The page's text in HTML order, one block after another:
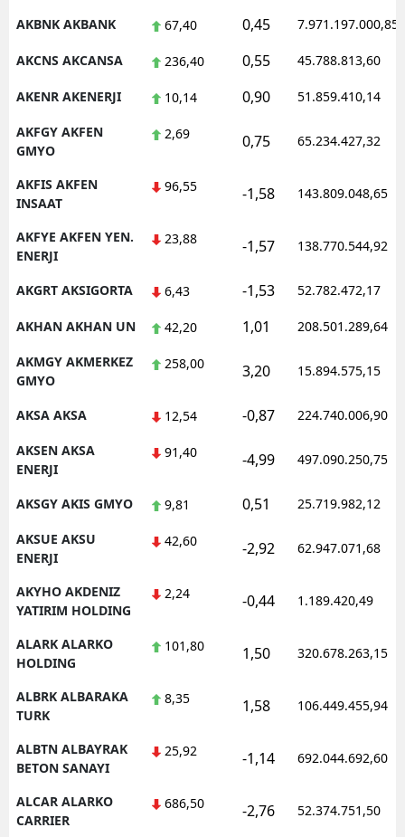
AKBNK AKBANK 67,40 0,45 7.971.197.000,85
AKCNS AKCANSA 236,40 0,55 45.788.813,60
AKENR AKENERJI 10,14 0,90 51.859.410,14
AKFGY AKFEN
GMYO
2,69 0,75 65.234.427,32
AKFIS AKFEN
INSAAT
96,55 -1,58 143.809.048,65
AKFYE AKFEN YEN.
ENERJI
23,88 -1,57 138.770.544,92
AKGRT AKSIGORTA 6,43 -1,53 52.782.472,17
AKHAN AKHAN UN 42,20 1,01 208.501.289,64
AKMGY AKMERKEZ
GMYO
258,00 3,20 15.894.575,15
AKSA AKSA 12,54 -0,87 224.740.006,90
AKSEN AKSA
ENERJI
91,40 -4,99 497.090.250,75
AKSGY AKIS GMYO 9,81 0,51 25.719.982,12
AKSUE AKSU
ENERJI
42,60 -2,92 62.947.071,68
AKYHO AKDENIZ
YATIRIM HOLDING
2,24 -0,44 1.189.420,49
ALARK ALARKO
HOLDING
101,80 1,50 320.678.263,15
ALBRK ALBARAKA
TURK
8,35 1,58 106.449.455,94
ALBTN ALBAYRAK
BETON SANAYI
25,92 -1,14 692.044.692,60
ALCAR ALARKO
CARRIER
686,50 -2,76 52.374.751,50